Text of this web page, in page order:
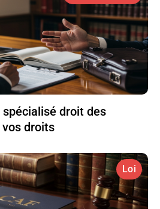
spécialisé droit des
droits
Loi